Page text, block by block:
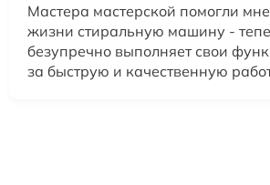
Мастера мастерской помогли
жизни стиральную машину -
безупречно выполняет свои
за быструю и качественную